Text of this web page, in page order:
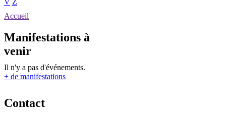
V Z
Accueil
Manifestations à
venir
Il n'y a pas d'événements.
+ de manifestations
Contact